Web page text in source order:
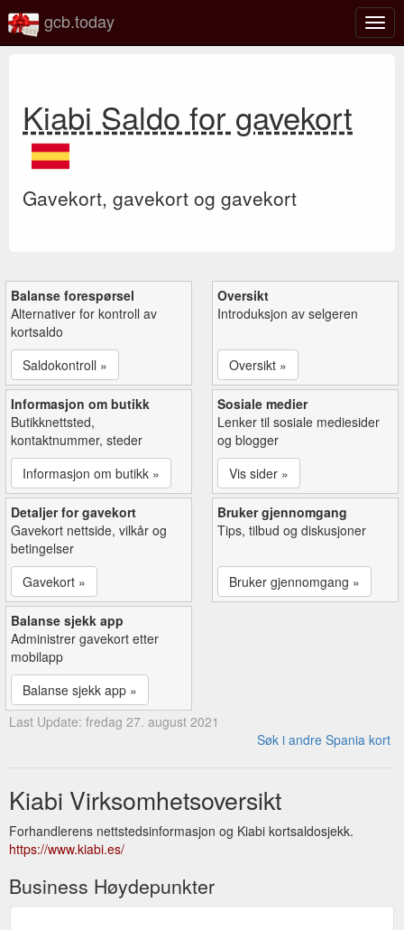
gcb.today
Kiabi Saldo for gavekort
Gavekort, gavekort og gavekort
Balanse forespørsel
Alternativer for kontroll av
kortsaldo
Saldokontroll »
Oversikt
Introduksjon av selgeren
Oversikt »
Informasjon om butikk
Butikknettsted,
kontaktnummer, steder
Informasjon om butikk »
Sosiale medier
Lenker til sosiale mediesider
og blogger
Vis sider »
Detaljer for gavekort
Gavekort nettside, vilkår og
betingelser
Gavekort »
Bruker gjennomgang
Tips, tilbud og diskusjoner
Bruker gjennomgang »
Balanse sjekk app
Administrer gavekort etter
mobilapp
Balanse sjekk app »
Last Update: fredag 27. august 2021
Søk i andre Spania kort
Kiabi Virksomhetsoversikt
Forhandlerens nettstedsinformasjon og Kiabi kortsaldosjekk.
https://www.kiabi.es/
Business Høydepunkter